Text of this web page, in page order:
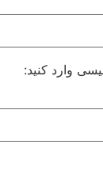
وارد کنید: